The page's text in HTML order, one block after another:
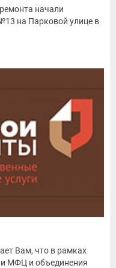
начали
на Парковой улице в
Вам, что в рамках
МФЦ и объединения